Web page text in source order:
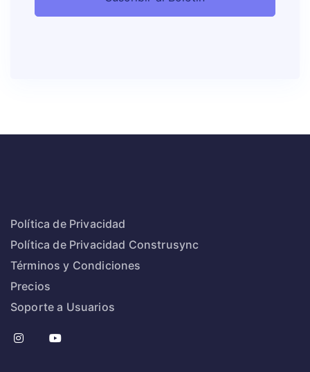
Política de Privacidad
Política de Privacidad Construsync
Términos y Condiciones
Precios
Soporte a Usuarios